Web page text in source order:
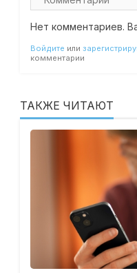
Нет комментариев.
Войдите или
комментарии
ТАКЖЕ ЧИТАЮТ